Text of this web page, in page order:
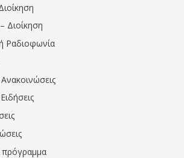
Διοίκηση
Ραδιοφωνία
Ανακοινώσεις
πρόγραμμα